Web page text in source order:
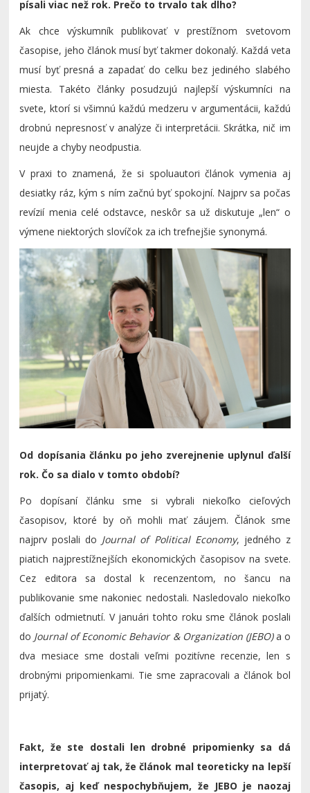
písali viac než rok. Prečo to trvalo tak dlho?
Ak chce výskumník publikovať v prestížnom svetovom
časopise, jeho článok musí byť takmer dokonalý. Každá veta
musí byť presná a zapadať do celku bez jediného slabého
miesta. Takéto články posudzujú najlepší výskumníci na
svete, ktorí si všimnú každú medzeru v argumentácii, každú
drobnú nepresnosť v analýze či interpretácii. Skrátka, nič im
neujde a chyby neodpustia.
V praxi to znamená, že si spoluautori článok vymenia aj
desiatky ráz, kým s ním začnú byť spokojní. Najprv sa počas
revízií menia celé odstavce, neskôr sa už diskutuje „len“ o
výmene niektorých slovíčok za ich trefnejšie synonymá.
Od dopísania článku po jeho zverejnenie uplynul ďalší
rok. Čo sa dialo v tomto období?
Po dopísaní článku sme si vybrali niekoľko cieľových
časopisov, ktoré by oň mohli mať záujem. Článok sme
najprv poslali do Journal of Political Economy, jedného z
piatich najprestížnejších ekonomických časopisov na svete.
Cez editora sa dostal k recenzentom, no šancu na
publikovanie sme nakoniec nedostali. Nasledovalo niekoľko
ďalších odmietnutí. V januári tohto roku sme článok poslali
do Journal of Economic Behavior & Organization (JEBO)a o
dva mesiace sme dostali veľmi pozitívne recenzie, len s
drobnými pripomienkami. Tie sme zapracovali a článok bol
prijatý.
Fakt, že ste dostali len drobné pripomienky sa dá
interpretovať aj tak, že článok mal teoreticky na lepší
časopis, aj keď nespochybňujem, že JEBO je naozaj